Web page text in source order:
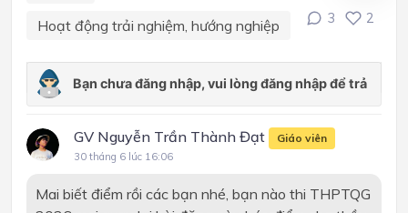
Hoạt động trải nghiệm, hướng nghiệp
3 2
GV Nguyễn Trần Thành Đạt Giáo viên
30 tháng 6 lúc 16:06
Mai biết điểm rồi các bạn nhé, bạn nào thi THPTQG